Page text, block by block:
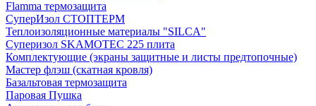
Flamma термозащита
СуперИзол СТОПТЕРМ
Теплоизоляционные материалы "SILCA"
Суперизол SKAMOTEC 225 плита
Комплектующие (экраны защитные и листы предтопочные)
Мастер флэш (скатная кровля)
Базальтовая термозащита
Паровая Пушка